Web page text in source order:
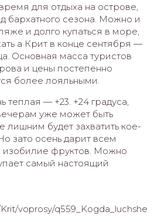
для отдыха на острове,
бархатного сезона. Можно и
и долго купаться в море,
а Крит в конце сентября —
Основная масса туристов
и цены постепенно
более лояльными.
— +23. +24 градуса,
уже может быть
лишним будет захватить кое-
зато осень дарит всем
фруктов. Можно
самый настоящий
voprosy/q559_Kogda_luchshe